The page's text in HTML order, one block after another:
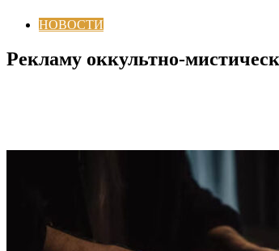
НОВОСТИ
Рекламу оккультно-